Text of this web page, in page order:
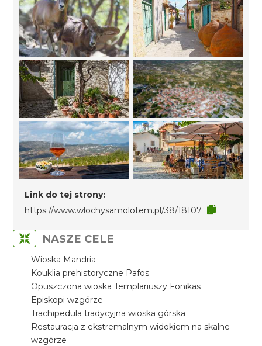
Link do tej strony:
https://www.wlochysamolotem.pl/38/18107
NASZE CELE
Wioska Mandria
Kouklia prehistoryczne Pafos
Opuszczona wioska Templariuszy Fonikas
Episkopi wzgórze
Trachipedula tradycyjna wioska górska
Restauracja z ekstremalnym widokiem na skalne
wzgórze